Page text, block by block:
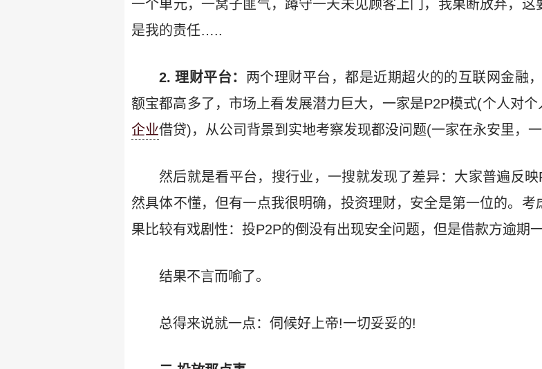
一个单元，一窝子匪气，蹲守一天未见顾客上门，我果断放弃，
是我的责任…..
2. 理财平台： 两个理财平台，都是近期超火的的互联网金融
额宝都高多了，市场上看发展潜力巨大，一家是P2P模式(个人对
企业借贷)，从公司背景到实地考察发现都没问题(一家在永安里，一
然后就是看平台，搜行业，一搜就发现了差异：大家普遍反
然具体不懂，但有一点我很明确，投资理财，安全是第一位的。
果比较有戏剧性：投P2P的倒没有出现安全问题，但是借款方逾期
结果不言而喻了。
总得来说就一点：伺候好上帝!一切妥妥的!